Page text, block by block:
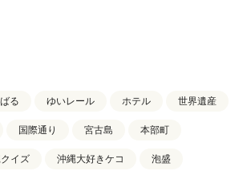
る ゆいレール ホテル 世界遺産
国際通り 宮古島 本部町
イズ 沖縄大好きケコ 泡盛